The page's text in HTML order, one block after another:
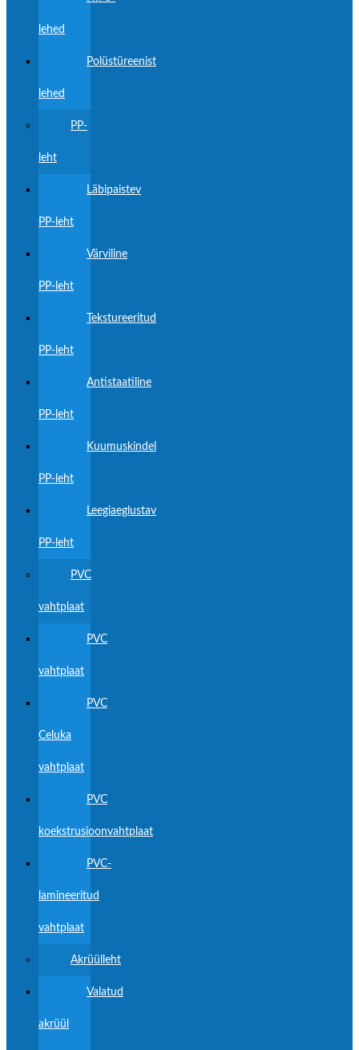
lehed
Polüstüreenist
lehed
PP-
leht
Läbipaistev
PP-leht
Värviline
PP-leht
Tekstureeritud
PP-leht
Antistaatiline
PP-leht
Kuumuskindel
PP-leht
Leegiaeglustav
PP-leht
PVC
vahtplaat
PVC
vahtplaat
PVC
Celuka
vahtplaat
PVC
koekstrusioonvahtplaat
PVC-
lamineeritud
vahtplaat
Akrüülleht
Valatud
akrüül